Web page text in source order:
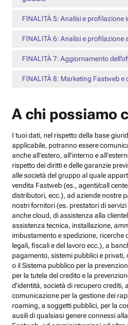
FINALITÀ 5: Analisi e profilazione
FINALITÀ 6: Analisi e profilazione
FINALITÀ 7: Aggiornamento
FINALITÀ 8: Marketing Fastweb e
A chi possiamo
I tuoi dati, nel rispetto della base
applicabile, potranno essere
anche all’estero, all’interno e
rispetto dei diritti e delle garanzie
alle società del gruppo al quale
vendita Fastweb (es., agenti/call
distributori, ecc.), ad aziende nostre
nostri fornitori (es. prestatori di
anche cloud, di assistenza alla
assistenza tecnica, installazione,
imbustamento e spedizione, ricerche
legali, fiscali e del lavoro ecc.), a
pagamento, sistemi pubblici e privati,
o il Sistema pubblico per la
per la tutela del credito e la
d’identità, società di recupero crediti,
comunicazione per la gestione dei
roaming, a soggetti pubblici, per la
ausili di qualsiasi genere connessi